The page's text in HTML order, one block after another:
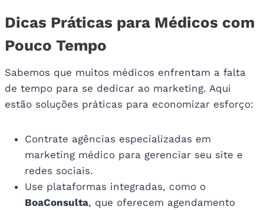
Dicas Práticas para Médicos com
Pouco Tempo
Sabemos que muitos médicos enfrentam a falta
de tempo para se dedicar ao marketing. Aqui
estão soluções práticas para economizar esforço:
Contrate agências especializadas em
marketing médico para gerenciar seu site e
redes sociais.
Use plataformas integradas, como o
BoaConsulta, que oferecem agendamento